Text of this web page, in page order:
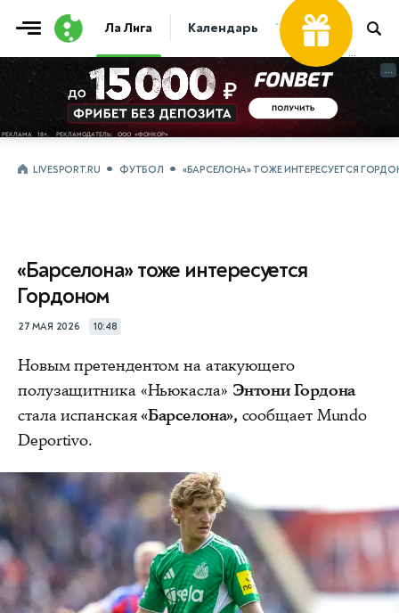
Ла Лига Календарь Таблица
...
...
LIVESPORT.RU ФУТБОЛ «БАРСЕЛОНА» ТОЖЕ ИНТЕРЕСУЕТСЯ
«Барселона» тоже интересуется
Гордоном
27 МАЯ 2026 10:48
Новым претендентом на атакующего
полузащитника «Ньюкасла» Энтони Гордона
стала испанская«Барселона», сообщает Mundo
Deportivo.